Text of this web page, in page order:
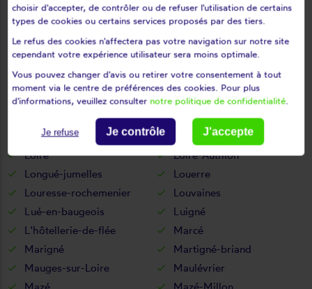
Le vieil-baugé
Les Bois d'Anjou
Les cerqueux
Les cerqueux-sous-
passavant
Les Garennes sur Loire
Les Hauts d'Anjou
Les ponts-de-cé
Les rairies
Les rosiers-sur-loire
Les ulmes
Les verchers-sur-layon
Lézigné
Linières-bouton
Loiré
Loire-Authion
Longué-jumelles
Louerre
Louresse-rochemenier
Louvaines
Lué-en-baugeois
Luigné
L'hôtellerie-de-flée
Marcé
Marigné
Martigné-briand
Mauges-sur-Loire
Maulévrier
choisir d'accepter, de contrôler ou de refuser l'utilisation de certains
types de cookies ou certains services proposés par des tiers.
Le refus des cookies n'affectera pas votre navigation sur notre site
cependant votre expérience utilisateur sera moins optimale.
Vous pouvez changer d'avis ou retirer votre consentement à tout
moment via le centre de préférences des cookies. Pour plus
d'informations, veuillez consulter notre politique de confidentialité.
Je refuse Je contrôle J'accepte